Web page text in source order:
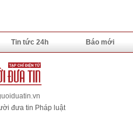
Tin tức 24h Báo mới
đưa tin Pháp luật